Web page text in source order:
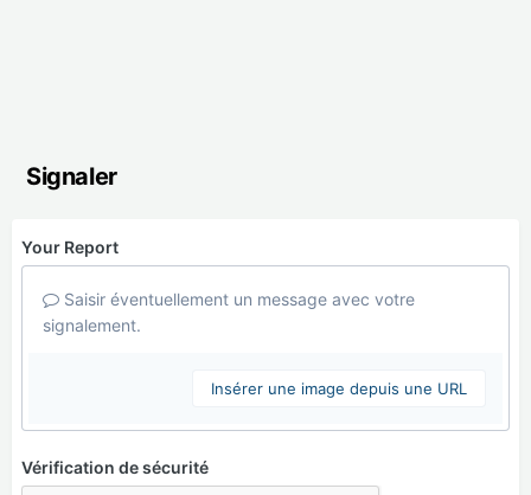
Signaler
Your Report
Saisir éventuellement un message avec votre
signalement.
Insérer une image depuis une URL
Vérification de sécurité